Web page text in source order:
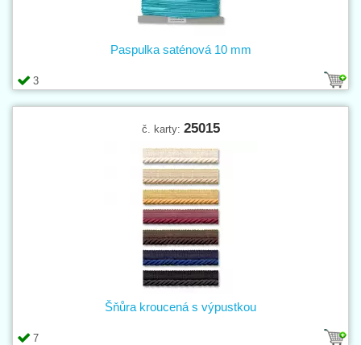
3
Paspulka saténová 10 mm
č. karty: 25015
7
Šňůra kroucená s výpustkou